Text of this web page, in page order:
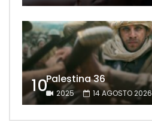
10Palestina 36
2025 14 AGOSTO 2026